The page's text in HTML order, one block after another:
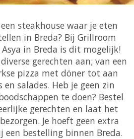
steakhouse waar je eten
in Breda? Bij Grillroom
Asya in Breda is dit mogelijk!
gerechten aan; van een
pizza met döner tot aan
en salades. Heb je geen zin
te doen? Bestel
gerechten en laat het
Je hoeft geen extra
een bestelling binnen Breda.